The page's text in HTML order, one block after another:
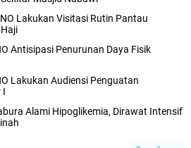
Lakukan Visitasi Rutin Pantau
Antisipasi Penurunan Daya Fisik
Lakukan Audiensi Penguatan
I
Alami Hipoglikemia, Dirawat Intensif